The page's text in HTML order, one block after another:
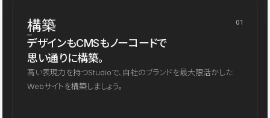
構築 01
デザインもCMSもノーコードで
思い通りに構築。
高い表現力を持つStudioで、自社のブランドを最大限活かした
Webサイトを構築しましょう。